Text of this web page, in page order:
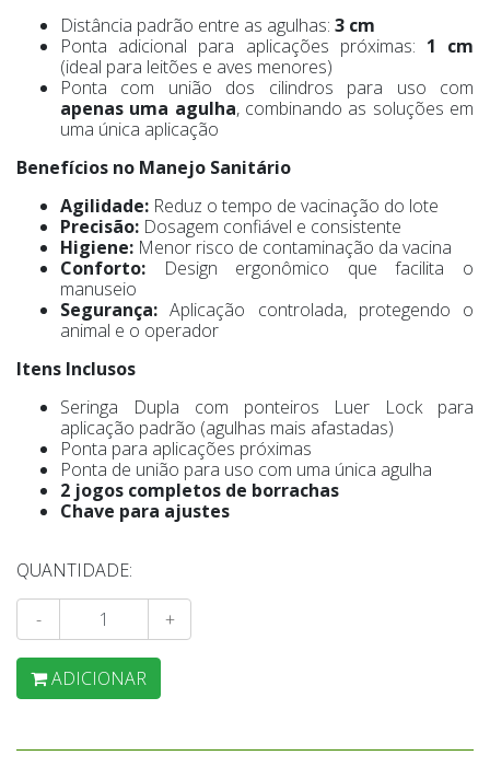
Distância padrão entre as agulhas: 3 cm
Ponta adicional para aplicações próximas: 1 cm
(ideal para leitões e aves menores)
Ponta com união dos cilindros para uso com
apenas uma agulha, combinando as soluções em
uma única aplicação
Benefícios no Manejo Sanitário
Agilidade: Reduz o tempo de vacinação do lote
Precisão: Dosagem confiável e consistente
Higiene: Menor risco de contaminação da vacina
Conforto: Design ergonômico que facilita o
manuseio
Segurança: Aplicação controlada, protegendo o
animal e o operador
Itens Inclusos
Seringa Dupla com ponteiros Luer Lock para
aplicação padrão (agulhas mais afastadas)
Ponta para aplicações próximas
Ponta de união para uso com uma única agulha
2 jogos completos de borrachas
Chave para ajustes
QUANTIDADE:
- +
ADICIONAR